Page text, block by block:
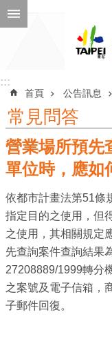
跳到主要內容區塊
公
告
息
機
關
介
紹
業
::::::
首頁 公告訊息
常見問答
營業場所預先
單位時，應如
依都市計畫法第51條
指定目的之使用，但
之使用，其相關規定
先查詢案件查詢結果
27208889/1999轉分
之案號及電子信箱，
子郵件回復。